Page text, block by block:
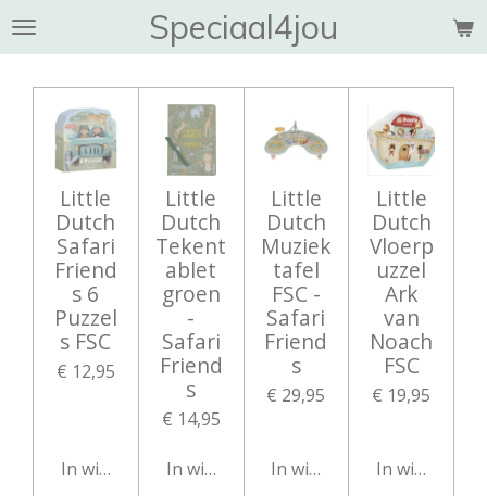
Ga
hoofdinhoud
Speciaal4jou
Little
Dutch
Safari
Friend
s 6
Puzzel
s FSC
€ 12,95
In winkelwagen
Little
Dutch
Tekent
ablet
groen
-
Safari
Friend
s
€ 14,95
In winkelwagen
Little
Dutch
Muziek
tafel
FSC -
Safari
Friend
s
€ 29,95
In winkelwagen
Little
Dutch
Vloerp
uzzel
Ark
van
Noach
FSC
€ 19,95
In